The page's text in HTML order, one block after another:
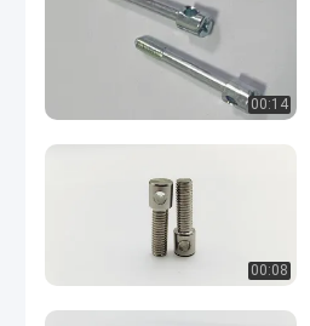
00:14
00:08